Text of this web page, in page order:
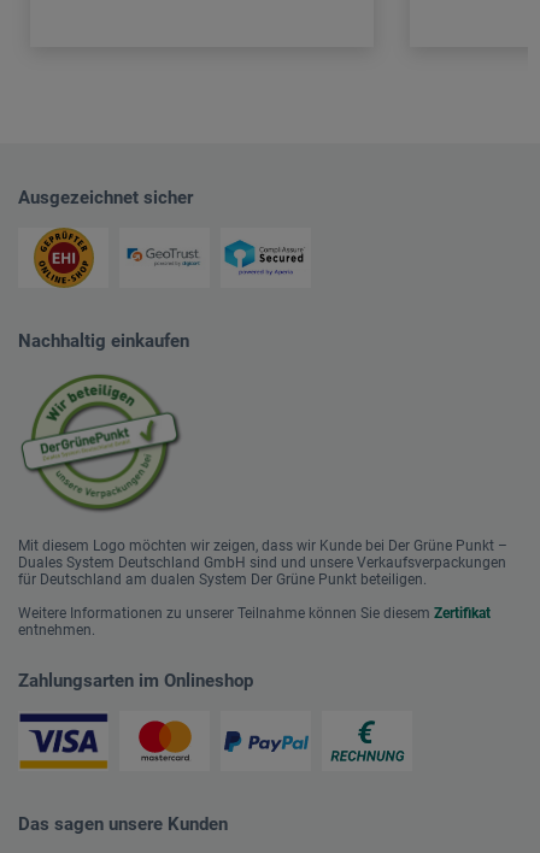
Ausgezeichnet sicher
Nachhaltig einkaufen
Mit diesem Logo möchten wir zeigen, dass wir Kunde bei Der Grüne Punkt –
Duales System Deutschland GmbH sind und unsere Verkaufsverpackungen
für Deutschland am dualen System Der Grüne Punkt beteiligen.
Weitere Informationen zu unserer Teilnahme können Sie diesem Zertifikat
entnehmen.
Zahlungsarten im Onlineshop
Das sagen unsere Kunden